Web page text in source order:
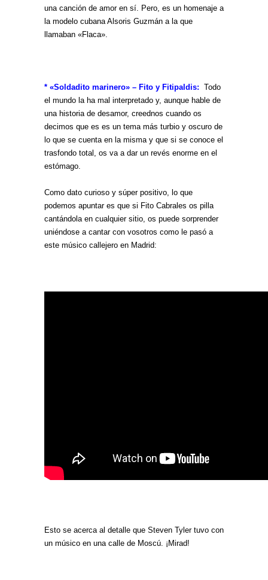
una canción de amor en sí. Pero, es un homenaje a
la modelo cubana Alsoris Guzmán a la que
llamaban «Flaca».
* «Soldadito marinero» – Fito y Fitipaldis: Todo
el mundo la ha mal interpretado y, aunque hable de
una historia de desamor, creednos cuando os
decimos que es es un tema más turbio y oscuro de
lo que se cuenta en la misma y que si se conoce el
trasfondo total, os va a dar un revés enorme en el
estómago.
Como dato curioso y súper positivo, lo que
podemos apuntar es que si Fito Cabrales os pilla
cantándola en cualquier sitio, os puede sorprender
uniéndose a cantar con vosotros como le pasó a
este músico callejero en Madrid:
Esto se acerca al detalle que Steven Tyler tuvo con
un músico en una calle de Moscú. ¡Mirad!